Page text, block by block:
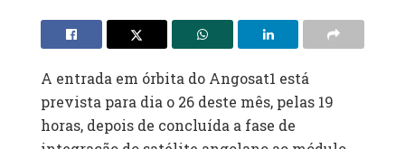
A entrada em órbita do Angosat1 está
prevista para dia o 26 deste mês, pelas 19
horas, depois de concluída a fase de